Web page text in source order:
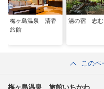
梅ヶ島温泉 清香
旅館
湯の宿 志む
このペ
梅ヶ島温泉 旅館いちかわ